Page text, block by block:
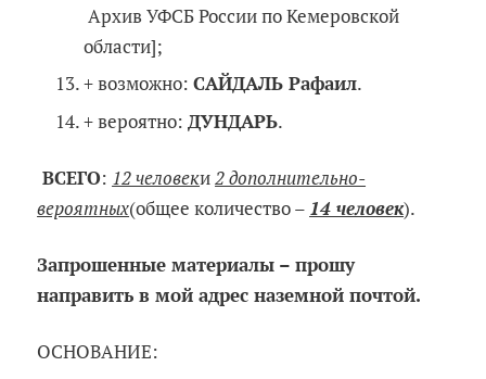
Архив УФСБ России по Кемеровской
области];
+ возможно: САЙДАЛЬ Рафаил.
+ вероятно: ДУНДАРЬ.
ВСЕГО: 12 человеки2 дополнительно-
вероятных(общее количество – 14 человек).
Запрошенные материалы – прошу
направить в мой адрес наземной почтой.
ОСНОВАНИЕ: